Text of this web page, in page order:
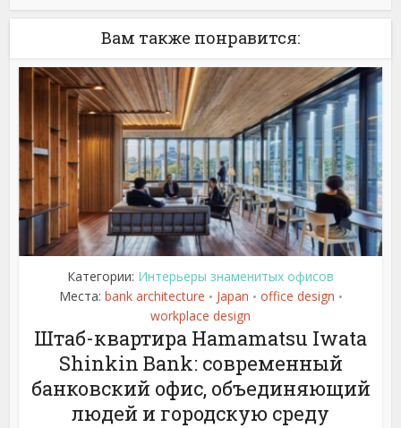
Вам также понравится:
Категории: Интерьеры знаменитых офисов
Места: bank architecture • Japan • office design •
workplace design
Штаб-квартира Hamamatsu Iwata
Shinkin Bank: современный
банковский офис, объединяющий
людей и городскую среду